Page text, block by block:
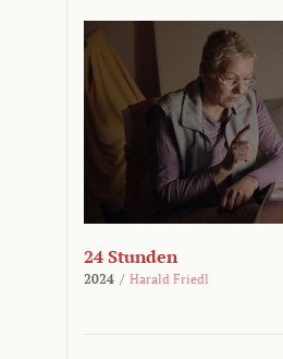
24 Stunden
2024 / Harald Friedl